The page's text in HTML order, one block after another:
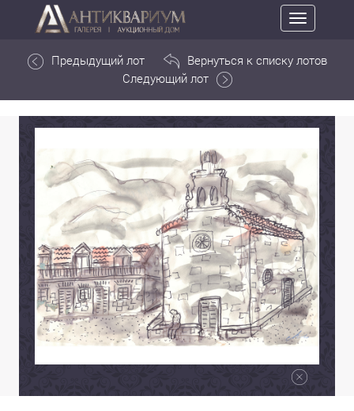
Toggle
navigation
Предыдущий лот
Вернуться к списку лотов
Следующий лот